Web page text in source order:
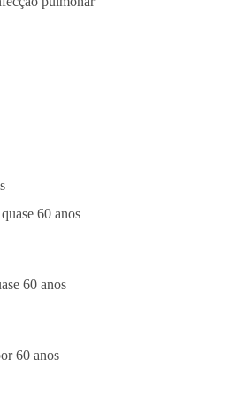
60 anos